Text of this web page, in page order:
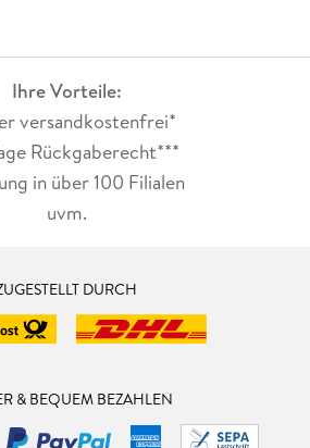
Ihre Vorteile:
versandkostenfrei*
Rückgaberecht***
in über 100 Filialen
uvm.
DURCH
& BEQUEM BEZAHLEN